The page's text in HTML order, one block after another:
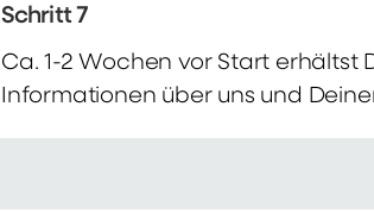
Schritt 7
Ca. 1-2 Wochen vor Start erhältst
Informationen über uns und